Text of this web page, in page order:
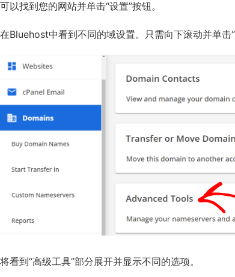
以找到您的网站并单击“设置”按钮。
Bluehost中看到不同的域设置。只需向下滚动并单击“
看到“高级工具”部分展开并显示不同的选项。